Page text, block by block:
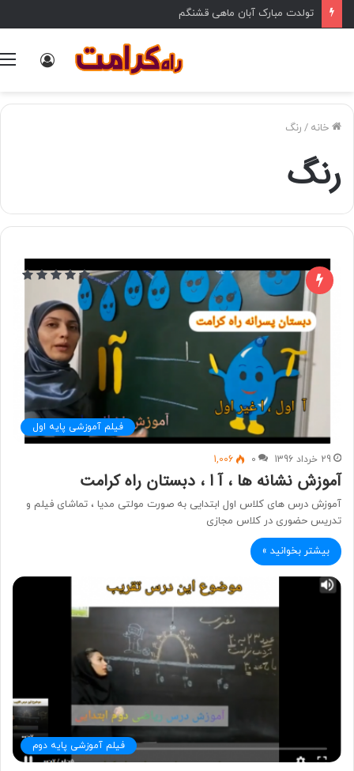
تولدت مبارک آبان ماهی قشنگم
خانه / رنگ
رنگ
فیلم آموزشی پایه اول
29 خرداد 1396 0
1,006
آموزش نشانه ها ، آ ا ، دبستان راه کرامت
آموزش درس های کلاس اول ابتدایی به صورت مولتی مدیا ، تماشای فیلم و
تدریس حضوری در کلاس مجازی
بیشتر بخوانید »
فیلم آموزشی پایه دوم